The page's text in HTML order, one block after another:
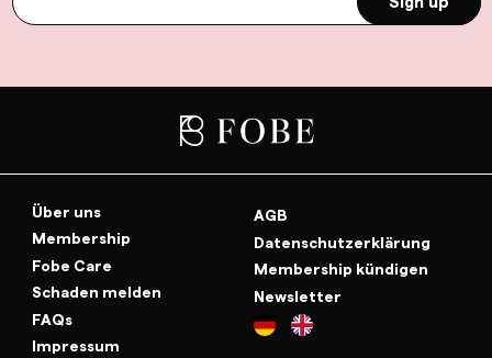
Über uns
Membership
Fobe Care
Schaden melden
FAQs
Impressum
AGB
Datenschutzerklärung
Membership kündigen
Newsletter